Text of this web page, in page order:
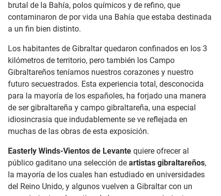
brutal de la Bahía, polos químicos y de refino, que
contaminaron de por vida una Bahía que estaba destinada
a un fin bien distinto.
Los habitantes de Gibraltar quedaron confinados en los 3
kilómetros de territorio, pero también los Campo
Gibraltareños teníamos nuestros corazones y nuestro
futuro secuestrados. Esta experiencia total, desconocida
para la mayoría de los españoles, ha forjado una manera
de ser gibraltareña y campo gibraltareña, una especial
idiosincrasia que indudablemente se ve reflejada en
muchas de las obras de esta exposición.
Easterly Winds-Vientos de Levante quiere ofrecer al
público gaditano una selección de artistas gibraltareños,
la mayoría de los cuales han estudiado en universidades
del Reino Unido, y algunos vuelven a Gibraltar con un